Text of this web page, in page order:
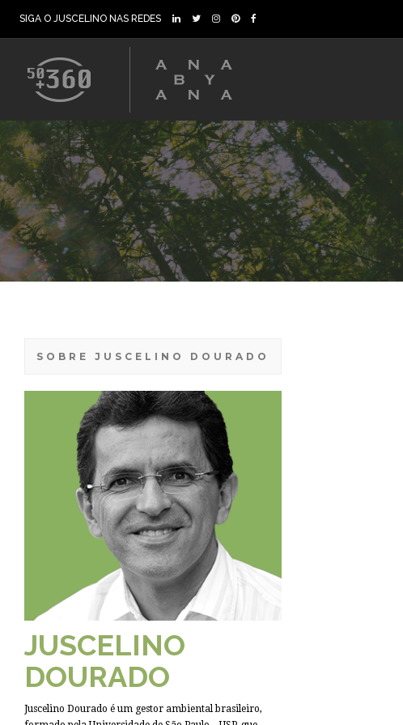
SIGA O JUSCELINO NAS REDES
SOBRE JUSCELINO DOURADO
JUSCELINO
DOURADO
Juscelino Dourado é um gestor ambiental brasileiro,